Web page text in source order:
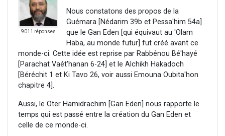
9011 réponses
Nous constatons des propos de la
Guémara [Nédarim 39b et Pessa'him 54a]
que le Gan Eden [qui équivaut au 'Olam
Haba, au monde futur] fut créé avant ce
monde-ci. Cette idée est reprise par Rabbénou Bé'hayé
[Parachat Vaét'hanan 6-24] et le Alchikh Hakadoch
[Béréchit 1 et Ki Tavo 26, voir aussi Emouna Oubita'hon
chapitre 4].
Aussi, le Oter Hamidrachim [Gan Eden] nous rapporte le
temps qui est passé entre la création du Gan Eden et
celle de ce monde-ci.